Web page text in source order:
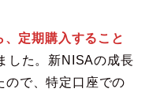
定期購入すること
した。新NISAの成長
ので、特定口座での